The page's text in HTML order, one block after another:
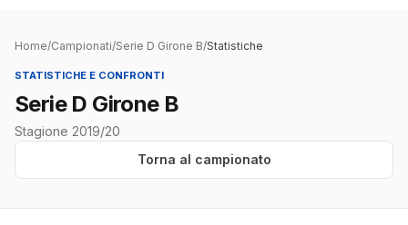
Home/Campionati/Serie D Girone B/Statistiche
STATISTICHE E CONFRONTI
Serie D Girone B
Stagione 2019/20
Torna al campionato